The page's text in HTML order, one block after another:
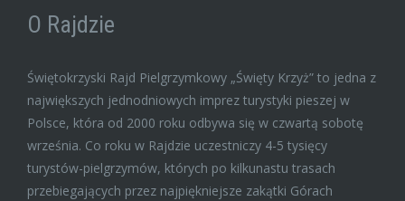
O Rajdzie
Świętokrzyski Rajd Pielgrzymkowy „Święty Krzyż” to jedna z
największych jednodniowych imprez turystyki pieszej w
Polsce, która od 2000 roku odbywa się w czwartą sobotę
września. Co roku w Rajdzie uczestniczy 4-5 tysięcy
turystów-pielgrzymów, których po kilkunastu trasach
przebiegających przez najpiękniejsze zakątki Górach